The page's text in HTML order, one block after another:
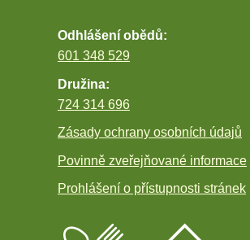
Odhlášení obědů:
601 348 529
Družina:
724 314 696
Zásady ochrany osobních údajů
Povinně zveřejňované informace
Prohlášení o přístupnosti stránek